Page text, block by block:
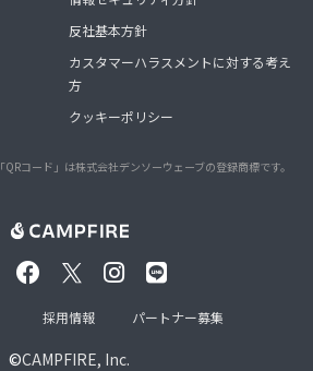
反社基本方針
カスタマーハラスメントに対する考え
方
クッキーポリシー
「QRコード」は株式会社デンソーウェーブの登録商標です。
©CAMPFIRE, Inc.
採用情報 パートナー募集